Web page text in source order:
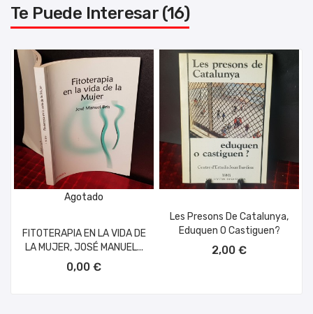
Te Puede Interesar (16)
Agotado
FITOTERAPIA EN LA VIDA DE
LA MUJER, JOSÉ MANUEL...
0,00 €
Les Presons De Catalunya,
Eduquen O Castiguen?
2,00 €